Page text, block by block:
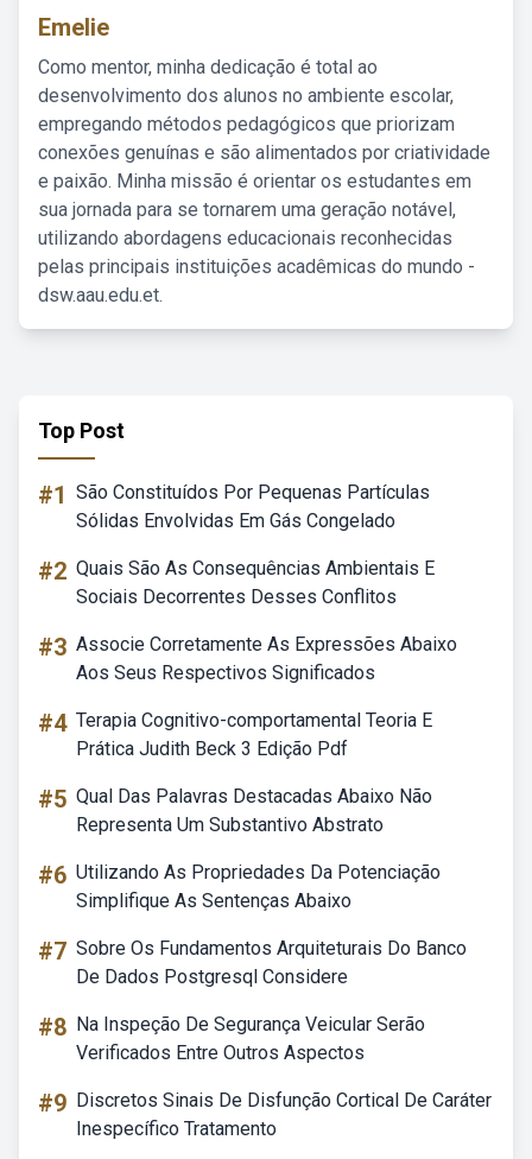
Emelie
Como mentor, minha dedicação é total ao
desenvolvimento dos alunos no ambiente escolar,
empregando métodos pedagógicos que priorizam
conexões genuínas e são alimentados por criatividade
e paixão. Minha missão é orientar os estudantes em
sua jornada para se tornarem uma geração notável,
utilizando abordagens educacionais reconhecidas
pelas principais instituições acadêmicas do mundo -
dsw.aau.edu.et.
Top Post
#1 São Constituídos Por Pequenas Partículas
Sólidas Envolvidas Em Gás Congelado
#2 Quais São As Consequências Ambientais E
Sociais Decorrentes Desses Conflitos
#3 Associe Corretamente As Expressões Abaixo
Aos Seus Respectivos Significados
#4 Terapia Cognitivo-comportamental Teoria E
Prática Judith Beck 3 Edição Pdf
#5 Qual Das Palavras Destacadas Abaixo Não
Representa Um Substantivo Abstrato
#6 Utilizando As Propriedades Da Potenciação
Simplifique As Sentenças Abaixo
#7 Sobre Os Fundamentos Arquiteturais Do Banco
De Dados Postgresql Considere
#8 Na Inspeção De Segurança Veicular Serão
Verificados Entre Outros Aspectos
#9 Discretos Sinais De Disfunção Cortical De Caráter
Inespecífico Tratamento